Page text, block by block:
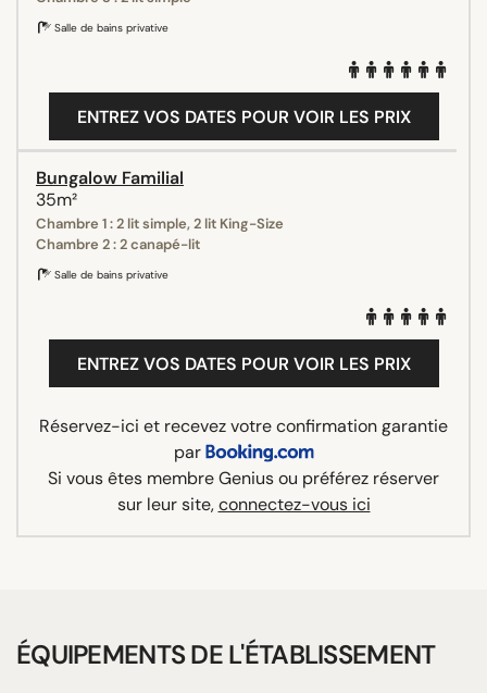
Salle de bains privative
ENTREZ VOS DATES POUR VOIR LES PRIX
Bungalow Familial
35m²
Chambre 1 : 2 lit simple, 2 lit King-Size
Chambre 2 : 2 canapé-lit
Salle de bains privative
ENTREZ VOS DATES POUR VOIR LES PRIX
Réservez-ici et recevez votre confirmation garantie
par
Si vous êtes membre Genius ou préférez réserver
sur leur site,connectez-vous ici
ÉQUIPEMENTS DE L'ÉTABLISSEMENT